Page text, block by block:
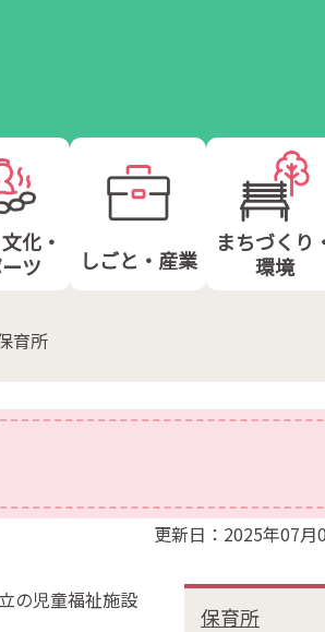
化・
ツ
しごと・産業
まちづくり
環境
育所
更新日：2025年07月
の児童福祉施設
保育所